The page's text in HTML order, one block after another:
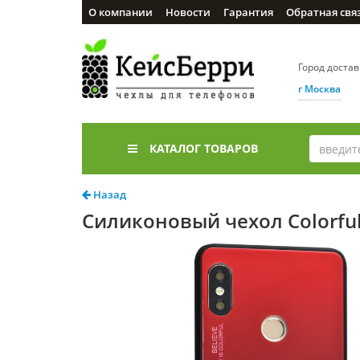
О компании Новости Гарантия Обратная
Город
г Москва
КАТАЛОГ ТОВАРОВ
Назад
Силиконовый чехол